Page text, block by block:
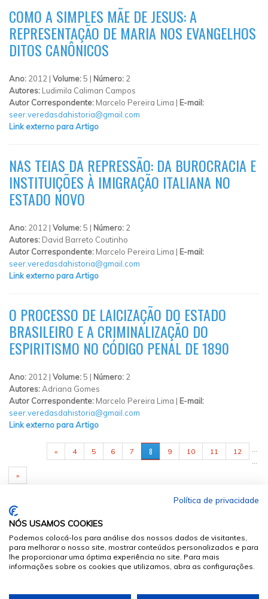
COMO A SIMPLES MÃE DE JESUS: A
REPRESENTAÇÃO DE MARIA NOS EVANGELHOS
DITOS CANÔNICOS
Ano: 2012 | Volume:5 | Número: 2
Autores: Ludimila Caliman Campos
Autor Correspondente: Marcelo Pereira Lima | E-mail:
seer.veredasdahistoria@gmail.com
Link externo para Artigo
NAS TEIAS DA REPRESSÃO: DA BUROCRACIA E
INSTITUIÇÕES À IMIGRAÇÃO ITALIANA NO
ESTADO NOVO
Ano: 2012 | Volume:5 | Número: 2
Autores: David Barreto Coutinho
Autor Correspondente: Marcelo Pereira Lima | E-mail:
seer.veredasdahistoria@gmail.com
Link externo para Artigo
O PROCESSO DE LAICIZAÇÃO DO ESTADO
BRASILEIRO E A CRIMINALIZAÇÃO DO
ESPIRITISMO NO CÓDIGO PENAL DE 1890
Ano: 2012 | Volume:5 | Número: 2
Autores:Adriana Gomes
Autor Correspondente: Marcelo Pereira Lima | E-mail:
seer.veredasdahistoria@gmail.com
Link externo para Artigo
PÁGINAS
« 4 5 6 7 8 9 10 11 12
»
Política de privacidade
NÓS USAMOS COOKIES
Podemos colocá-los para análise dos nossos dados de visitantes,
para melhorar o nosso site, mostrar conteúdos personalizados e para
lhe proporcionar uma óptima experiência no site. Para mais
informações sobre os cookies que utilizamos, abra as configurações.